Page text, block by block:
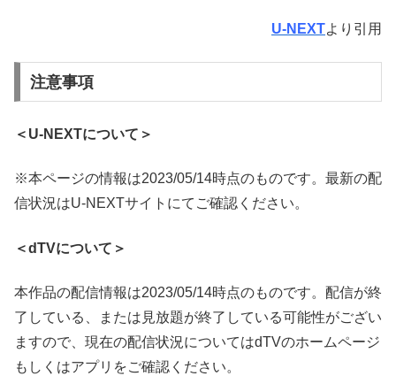
U-NEXTより引用
注意事項
＜U-NEXTについて＞
※本ページの情報は2023/05/14時点のものです。最新の配
信状況はU-NEXTサイトにてご確認ください。
＜dTVについて＞
本作品の配信情報は2023/05/14時点のものです。配信が終
了している、または見放題が終了している可能性がござい
ますので、現在の配信状況についてはdTVのホームページ
もしくはアプリをご確認ください。